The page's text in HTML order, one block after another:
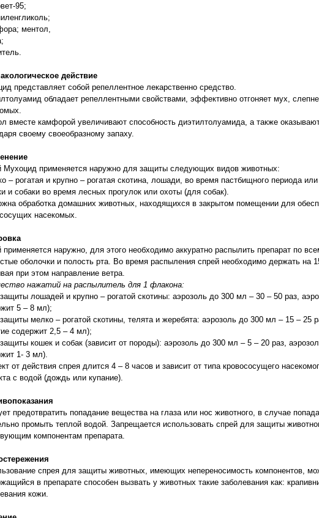
95;
ментол,
действие
представляет собой репеллентное лекарственно средство.
обладает репеллентными свойствами, эффективно отгоняет мух,
вместе камфорой увеличивают способность диэтилтолуамида, а также
своему своеобразному запаху.
Мухоцид применяется наружно для защиты следующих видов животных:
– рогатая и крупно – рогатая скотина, лошади, во время пастбищного периода
и собаки во время лесных прогулок или охоты (для собак).
обработка домашних животных, находящихся в закрытом помещении для
насекомых.
применяется наружно, для этого необходимо аккуратно распылить препарат по
оболочки и полость рта. Во время распыления спрей необходимо держать на
при этом направление ветра.
нажатий на распылитель для 1 флакона:
лошадей и крупно – рогатой скотины: аэрозоль до 300 мл – 30 – 50 раз,
5 – 8 мл);
мелко – рогатой скотины, телята и жеребята: аэрозоль до 300 мл – 15 – 25
содержит 2,5 – 4 мл);
кошек и собак (зависит от породы): аэрозоль до 300 мл – 5 – 20 раз,
1- 3 мл).
от действия спрея длится 4 – 8 часов и зависит от типа кровососущего
с водой (дождь или купание).
предотвратить попадание вещества на глаза или нос животного, в случае
промыть теплой водой. Запрещается использовать спрей для защиты
компонентам препарата.
спрея для защиты животных, имеющих непереносимость компонентов,
в препарате способен вызвать у животных такие заболевания как:
кожи.